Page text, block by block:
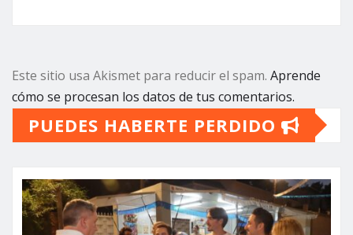
Este sitio usa Akismet para reducir el spam. Aprende
cómo se procesan los datos de tus comentarios.
PUEDES HABERTE PERDIDO